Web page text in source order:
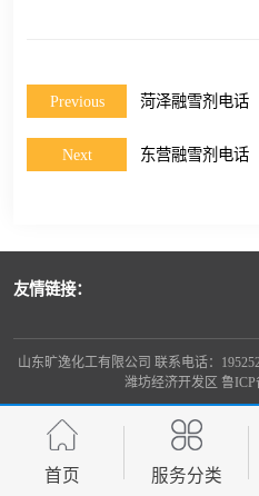
Previous 菏泽融雪剂电话
Next 东营融雪剂电话
友情链接：
山东旷逸化工有限公司 联系电话：
潍坊经济开发区 鲁ICP
首页 服务分类